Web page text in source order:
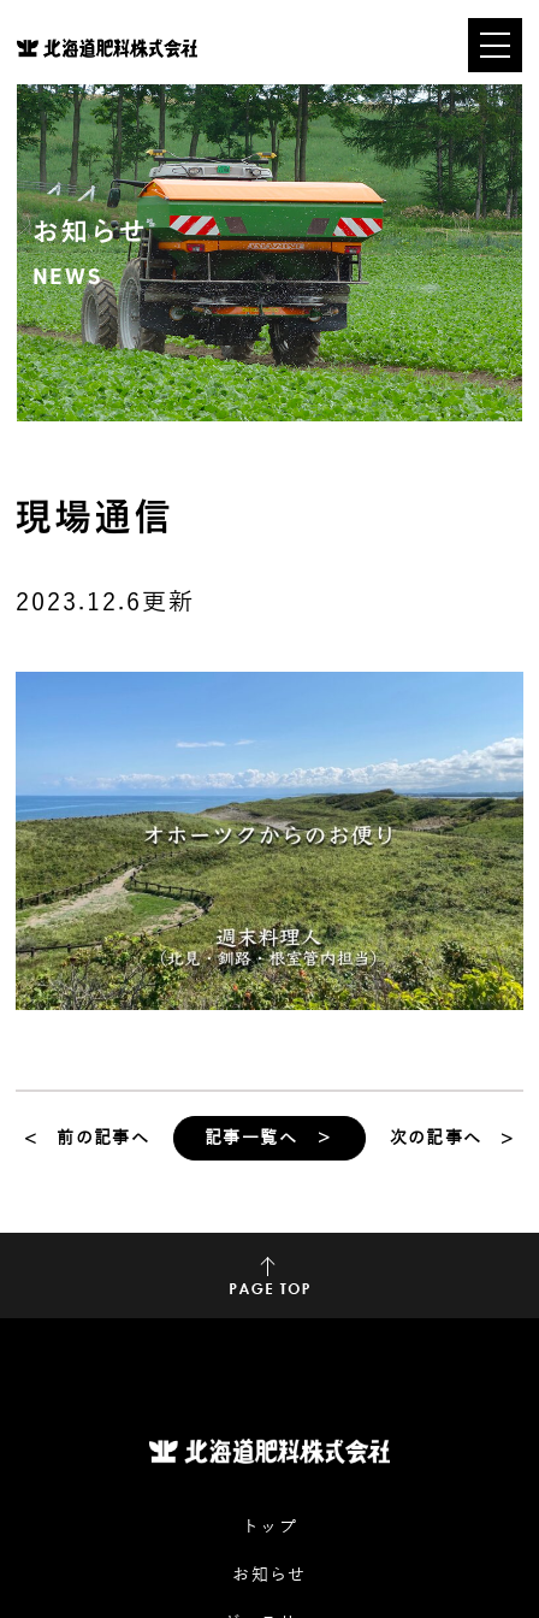
お知らせ
NEWS
現場通信
2023.12.6更新
< 前の記事へ 記事一覧へ ＞ 次の記事へ >
トップ
お知らせ